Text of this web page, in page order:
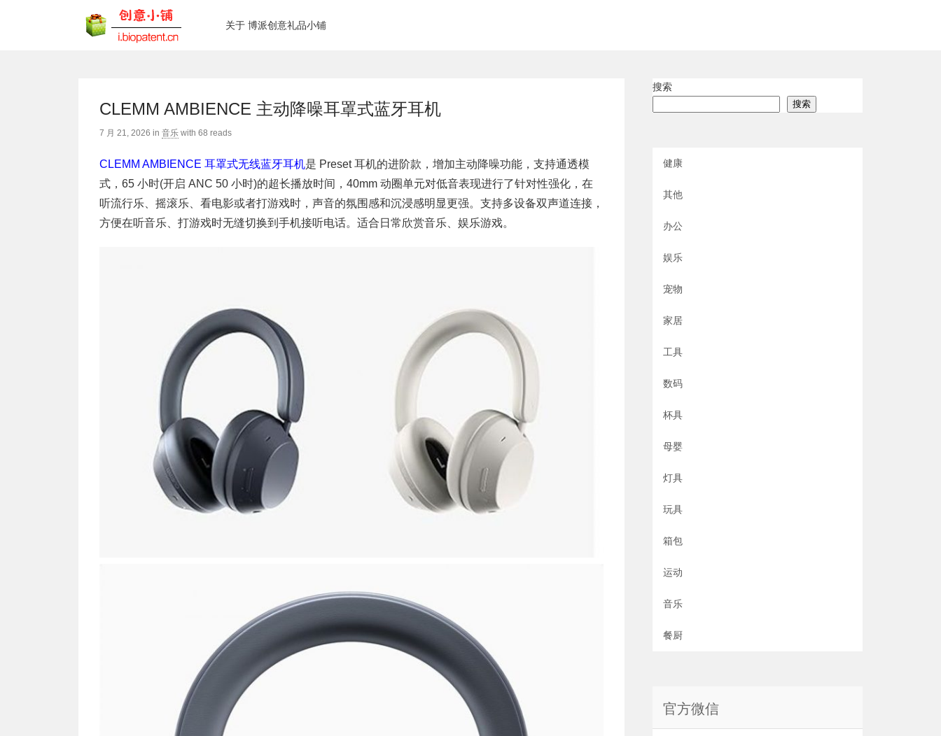
关于 博派创意礼品小铺
CLEMM AMBIENCE 主动降噪耳罩式蓝牙耳机
7 月 21, 2026 in 音乐 with 68 reads
CLEMM AMBIENCE 耳罩式无线蓝牙耳机是 Preset 耳机的进阶款，增加主动降噪功能，支持通透模
式，65 小时(开启 ANC 50 小时)的超长播放时间，40mm 动圈单元对低音表现进行了针对性强化，在
听流行乐、摇滚乐、看电影或者打游戏时，声音的氛围感和沉浸感明显更强。支持多设备双声道连接，
方便在听音乐、打游戏时无缝切换到手机接听电话。适合日常欣赏音乐、娱乐游戏。
搜索
搜索
健康
其他
办公
娱乐
宠物
家居
工具
数码
杯具
母婴
灯具
玩具
箱包
运动
音乐
餐厨
官方微信